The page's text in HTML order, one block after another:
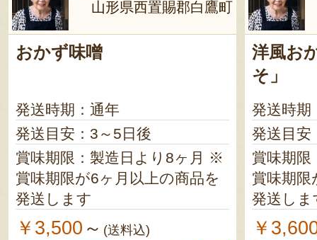
山形県西置賜郡白鷹町
おかず味噌
発送時期：通年
発送目安：3～5日後
賞味期限：製造日より8ヶ月 ※
賞味期限が6ヶ月以上の商品を
発送します
￥3,500 ～ (送料込)
洋風お
そ」
発送時期
発送目安
賞味期限
賞味期限
発送しま
￥